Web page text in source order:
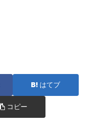
はてブ
コピー